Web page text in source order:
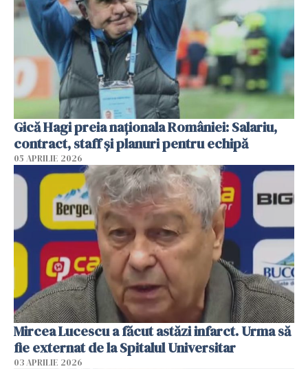
Gică Hagi preia naționala României: Salariu,
contract, staff și planuri pentru echipă
05 APRILIE 2026
Mircea Lucescu a făcut astăzi infarct. Urma să
fie externat de la Spitalul Universitar
03 APRILIE 2026